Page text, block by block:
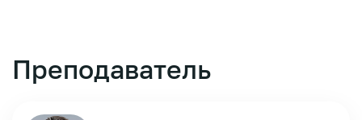
Зарегистрироваться
Преподаватель